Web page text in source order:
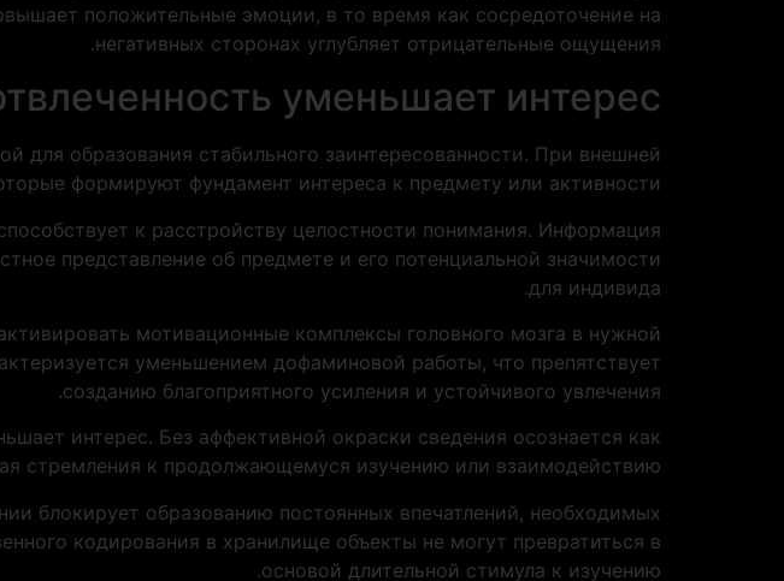
положительные эмоции, в то время как сосредоточение на
негативных сторонах углубляет отрицательные ощущения.
уменьшает интерес
для образования стабильного заинтересованности. При внешней
формируют фундамент интереса к предмету или активности.
к расстройству целостности понимания. Информация
представление об предмете и его потенциальной значимости
для индивида.
мотивационные комплексы головного мозга в нужной
уменьшением дофаминовой работы, что препятствует
созданию благоприятного усиления и устойчивого увлечения.
интерес. Без аффективной окраски сведения осознается как
стремления к продолжающемуся изучению или взаимодействию.
блокирует образованию постоянных впечатлений, необходимых
кодирования в хранилище объекты не могут превратиться в
основой длительной стимула к изучению.